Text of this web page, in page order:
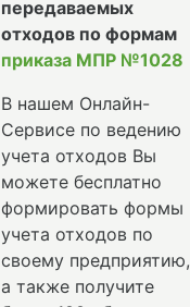
передаваемых
отходов по формам
приказа МПР №1028
В нашем Онлайн-
Сервисе по ведению
учета отходов Вы
можете бесплатно
формировать формы
учета отходов по
своему предприятию,
а также получите